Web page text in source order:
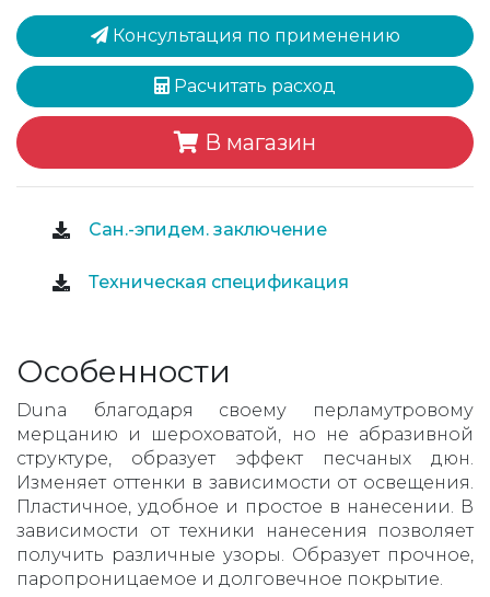
Консультация по применению
Расчитать расход
В магазин
Сан.-эпидем. заключение
Техническая спецификация
Особенности
Duna благодаря своему перламутровому
мерцанию и шероховатой, но не абразивной
структуре, образует эффект песчаных дюн.
Изменяет оттенки в зависимости от освещения.
Пластичное, удобное и простое в нанесении. В
зависимости от техники нанесения позволяет
получить различные узоры. Образует прочное,
паропроницаемое и долговечное покрытие.